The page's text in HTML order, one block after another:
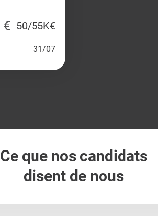
50/55K€
31/07
Ce que nos candidats
disent de nous